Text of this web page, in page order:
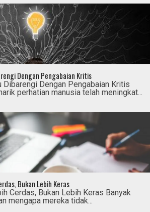
Dengan Pengabaian Kritis
Dengan Pengabaian Kritis
perhatian manusia telah meningkat...
Bukan Lebih Keras
Cerdas, Bukan Lebih Keras Banyak
mengapa mereka tidak...